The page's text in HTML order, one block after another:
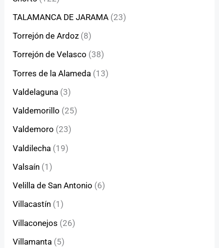
TALAMANCA DE JARAMA (23)
Torrejón de Ardoz (8)
Torrejón de Velasco (38)
Torres de la Alameda (13)
Valdelaguna (3)
Valdemorillo (25)
Valdemoro (23)
Valdilecha (19)
Valsaín (1)
Velilla de San Antonio (6)
Villacastín (1)
Villaconejos (26)
Villamanta (5)